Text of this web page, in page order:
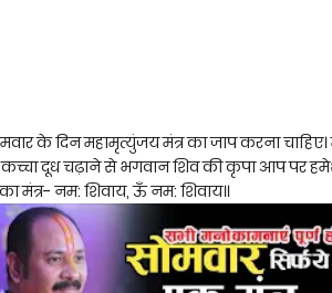
के दिन महामृत्युंजय मंत्र का जाप करना
कच्चा दूध चढ़ाने से भगवान शिव की कृपा आप पर
मंत्र- नम: शिवाय, ऊँ नम: शिवाय॥